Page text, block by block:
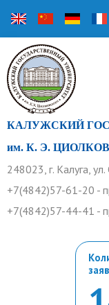
КАЛУЖСКИЙ
им. К. Э.
248023, г. Калуга,
+7(4842)57-61-20 -
+7(4842)57-44-41 -